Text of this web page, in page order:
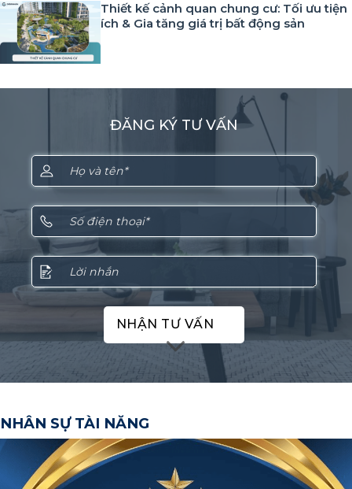
Thiết kế cảnh quan chung cư: Tối ưu tiện
ích & Gia tăng giá trị bất động sản
ĐĂNG KÝ TƯ VẤN
NHẬN TƯ VẤN
NHÂN SỰ TÀI NĂNG